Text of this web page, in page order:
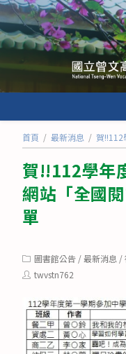
跳
轉
至
內
首頁 / 最新消息 / 賀!!112
賀!!112學年
網站「全國
單
Post
category:
圖書館公告 /最新消息 /
Posttwvstn762